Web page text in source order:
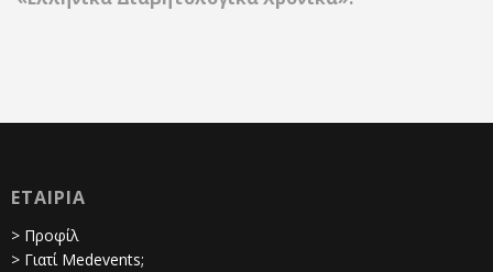
ΕΤΑΙΡΙΑ
> Προφίλ
> Γιατί Medevents;